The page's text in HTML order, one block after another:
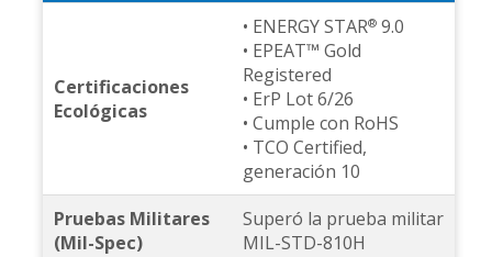
Certificaciones
Ecológicas
• ENERGY STAR®9.0
• EPEAT™ Gold
Registered
• ErP Lot 6/26
• Cumple con RoHS
• TCO Certified,
generación 10
Pruebas Militares
(Mil-Spec)
Superó la prueba militar
MIL-STD-810H